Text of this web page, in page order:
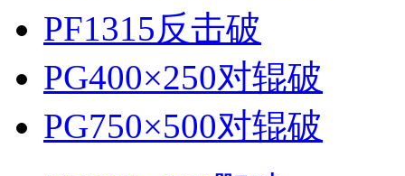
PF1315反击破
PG400×250对辊破
PG750×500对辊破